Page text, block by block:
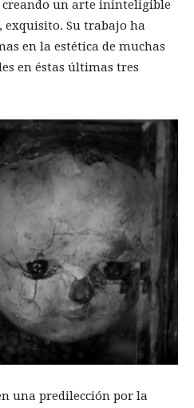
un arte ininteligible
exquisito. Su trabajo ha
en la estética de muchas
en éstas últimas tres
una predilección por la